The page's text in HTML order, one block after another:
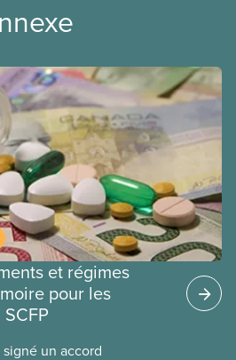
et régimes
pour les
un accord